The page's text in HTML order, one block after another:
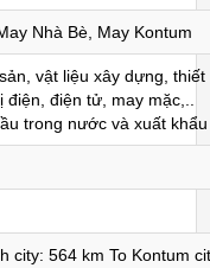
Nhà Bè, May Kontum
vật liệu xây dựng, thiết
điện, điện tử, may mặc,..
trong nước và xuất khẩu
city: 564 km To Kontum